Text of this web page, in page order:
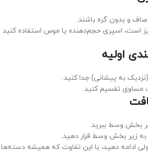
صاف و بدون گره باشند.
است، اسپری حجم‌دهنده یا موس استفاده کنید
به پیشانی) جدا کنید.
مساوی تقسیم کنید.
بخش وسط ببرید.
بخش وسط قرار دهید.
ادامه دهید، با این تفاوت که همیشه دسته‌ها